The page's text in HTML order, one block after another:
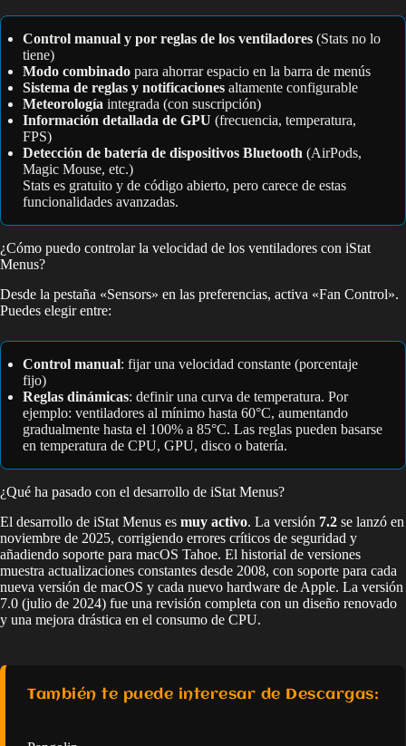
Control manual y por reglas de los ventiladores (Stats no lo
tiene)
Modo combinado para ahorrar espacio en la barra de menús
Sistema de reglas y notificaciones altamente configurable
Meteorología integrada (con suscripción)
Información detallada de GPU (frecuencia, temperatura,
FPS)
Detección de batería de dispositivos Bluetooth (AirPods,
Magic Mouse, etc.)
Stats es gratuito y de código abierto, pero carece de estas
funcionalidades avanzadas.
¿Cómo puedo controlar la velocidad de los ventiladores con iStat
Menus?
Desde la pestaña «Sensors» en las preferencias, activa «Fan Control».
Puedes elegir entre:
Control manual: fijar una velocidad constante (porcentaje
fijo)
Reglas dinámicas: definir una curva de temperatura. Por
ejemplo: ventiladores al mínimo hasta 60°C, aumentando
gradualmente hasta el 100% a 85°C. Las reglas pueden basarse
en temperatura de CPU, GPU, disco o batería.
¿Qué ha pasado con el desarrollo de iStat Menus?
El desarrollo de iStat Menus es muy activo. La versión 7.2 se lanzó en
noviembre de 2025, corrigiendo errores críticos de seguridad y
añadiendo soporte para macOS Tahoe. El historial de versiones
muestra actualizaciones constantes desde 2008, con soporte para cada
nueva versión de macOS y cada nuevo hardware de Apple. La versión
7.0 (julio de 2024) fue una revisión completa con un diseño renovado
y una mejora drástica en el consumo de CPU.
También te puede interesar de Descargas: